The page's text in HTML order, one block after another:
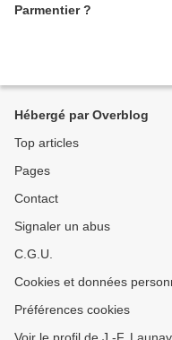
Parmentier ?
Hébergé par Overblog
Top articles
Pages
Contact
Signaler un abus
C.G.U.
Cookies et données
Préférences cookies